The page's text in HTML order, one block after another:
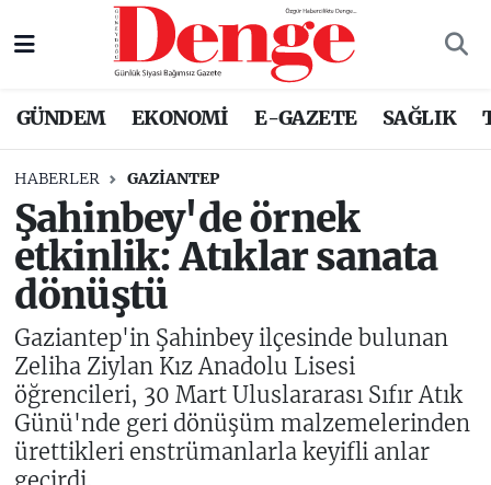
GÜNDEM EKONOMİ E-GAZETE SAĞLIK
HABERLER GAZIANTEP
Şahinbey'de örnek
etkinlik: Atıklar sanata
dönüştü
Gaziantep'in Şahinbey ilçesinde bulunan
Zeliha Ziylan Kız Anadolu Lisesi
öğrencileri, 30 Mart Uluslararası Sıfır Atık
Günü'nde geri dönüşüm malzemelerinden
ürettikleri enstrümanlarla keyifli anlar
Nöbetçi Eczaneler
Trafik Durumu
Süper Lig Puan Durumu ve Fikstür
Tüm Manşetler
Son Dakika Haberleri
Haber Arşivi